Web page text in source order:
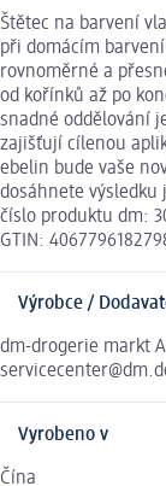
Štětec na barvení
při domácím
rovnoměrné a
od kořínků až po
snadné oddělování
zajišťují cílenou
ebelin bude vaše
dosáhnete výsledku
číslo produktu dm:
GTIN:
Výrobce /
dm-drogerie markt
Vyrobeno v
Čína